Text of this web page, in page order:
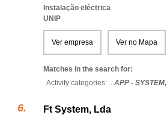
Instalação eléctrica
UNIP
Ver empresa Ver no Mapa
Matches in the search for:
Activity categories: ...APP - SYSTEM,
Ft System, Lda